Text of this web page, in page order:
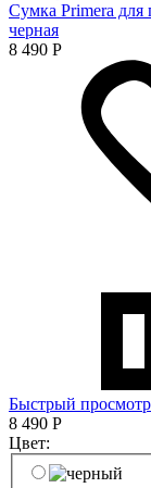
Сумка Primera
черная
8 490 Р
Быстрый просмотр
8 490 Р
Цвет: